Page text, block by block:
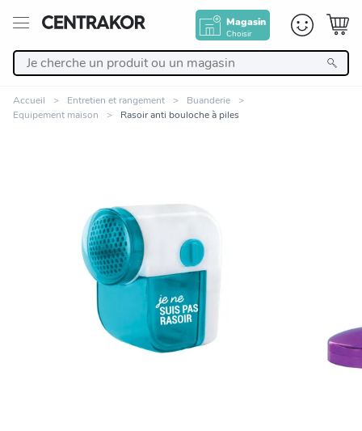
Magasin
Choisir
Linge de maison
Meuble
Cuisine et art de la table
Salle de bain et beauté
Accueil Entretien et rangement
Buanderie
Equipement maison
Rasoir anti bouloche à piles
Zoomer sur l'image